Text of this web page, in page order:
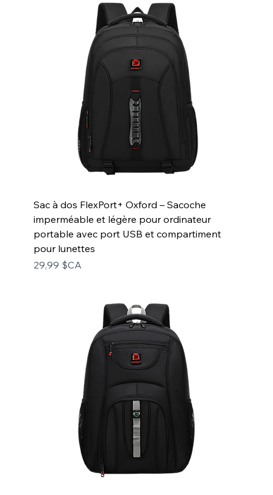
Sac à dos FlexPort+ Oxford – Sacoche
imperméable et légère pour ordinateur
portable avec port USB et compartiment
pour lunettes
Prix
29,99 $CA